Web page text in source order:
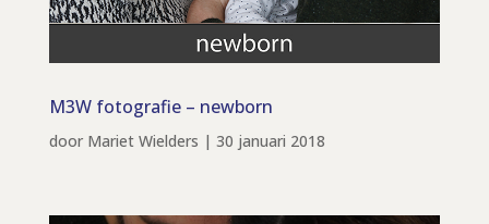
M3W fotografie – newborn
door Mariet Wielders | 30 januari 2018